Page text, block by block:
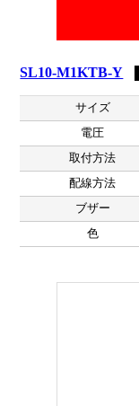
SL10-M1KTB-Y
サイズ
電圧
取付方法
配線方法
ブザー
色